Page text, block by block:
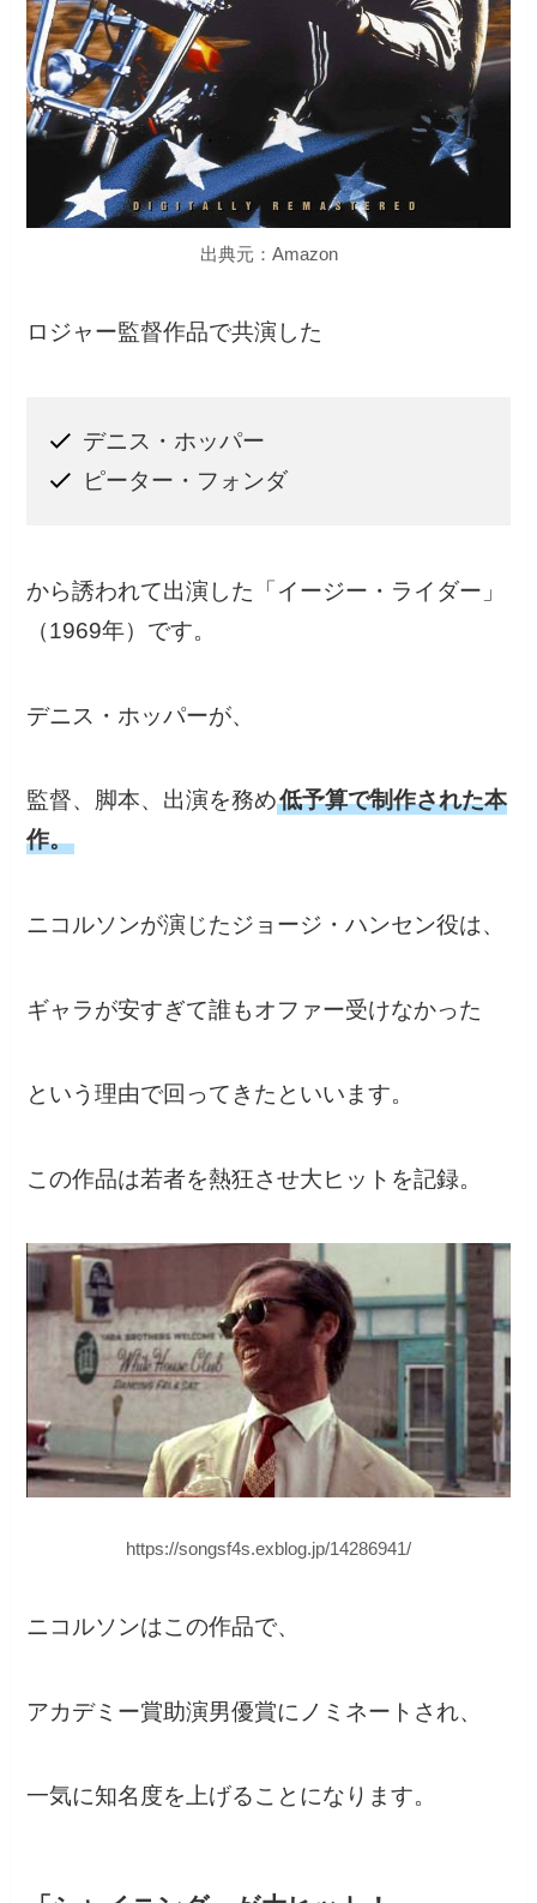
出典元：Amazon
ロジャー監督作品で共演した
デニス・ホッパー
ピーター・フォンダ
から誘われて出演した「イージー・ライダー」
（1969年）です。
デニス・ホッパーが、
監督、脚本、出演を務め低予算で制作された本
作。
ニコルソンが演じたジョージ・ハンセン役は、
ギャラが安すぎて誰もオファー受けなかった
という理由で回ってきたといいます。
この作品は若者を熱狂させ大ヒットを記録。
https://songsf4s.exblog.jp/14286941/
ニコルソンはこの作品で、
アカデミー賞助演男優賞にノミネートされ、
一気に知名度を上げることになります。